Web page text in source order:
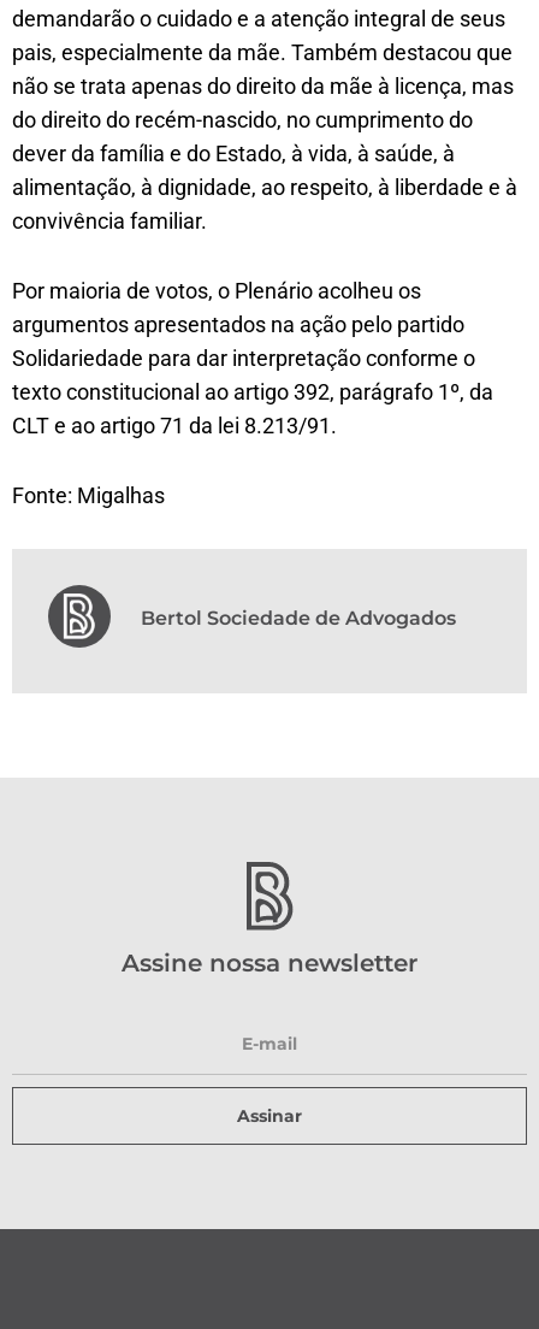
demandarão o cuidado e a atenção integral de seus
pais, especialmente da mãe. Também destacou que
não se trata apenas do direito da mãe à licença, mas
do direito do recém-nascido, no cumprimento do
dever da família e do Estado, à vida, à saúde, à
alimentação, à dignidade, ao respeito, à liberdade e à
convivência familiar.
Por maioria de votos, o Plenário acolheu os
argumentos apresentados na ação pelo partido
Solidariedade para dar interpretação conforme o
texto constitucional ao artigo 392, parágrafo 1º, da
CLT e ao artigo 71 da lei 8.213/91.
Fonte: Migalhas
Bertol Sociedade de Advogados
Assine nossa newsletter
Assinar